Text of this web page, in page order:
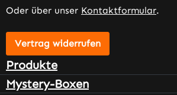
Oder über unser Kontaktformular.
Vertrag widerrufen
Produkte
Mystery-Boxen